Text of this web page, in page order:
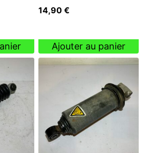
14,90 €
Ajouter au panier